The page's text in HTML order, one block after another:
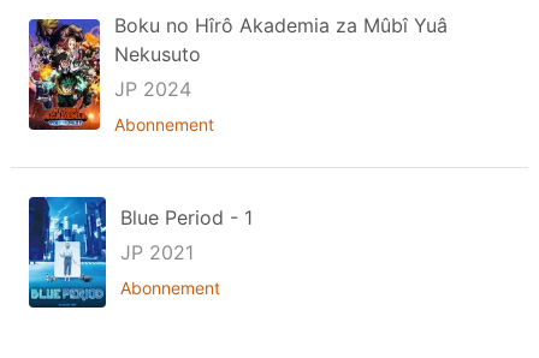
Boku no Hîrô Akademia za Mûbî Yuâ
Nekusuto
JP 2024
Abonnement
Blue Period - 1
JP 2021
Abonnement